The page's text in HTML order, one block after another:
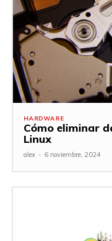
HARDWARE
Cómo eliminar
Linux
alex - 6 noviembre, 2024